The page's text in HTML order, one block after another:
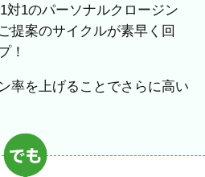
対1のパーソナルクロージン
提案のサイクルが素早く回
！
率を上げることでさらに高い